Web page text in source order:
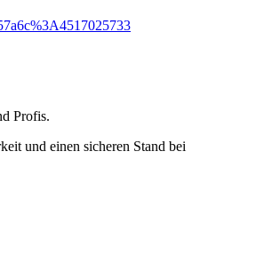
Profis.
und einen sicheren Stand bei